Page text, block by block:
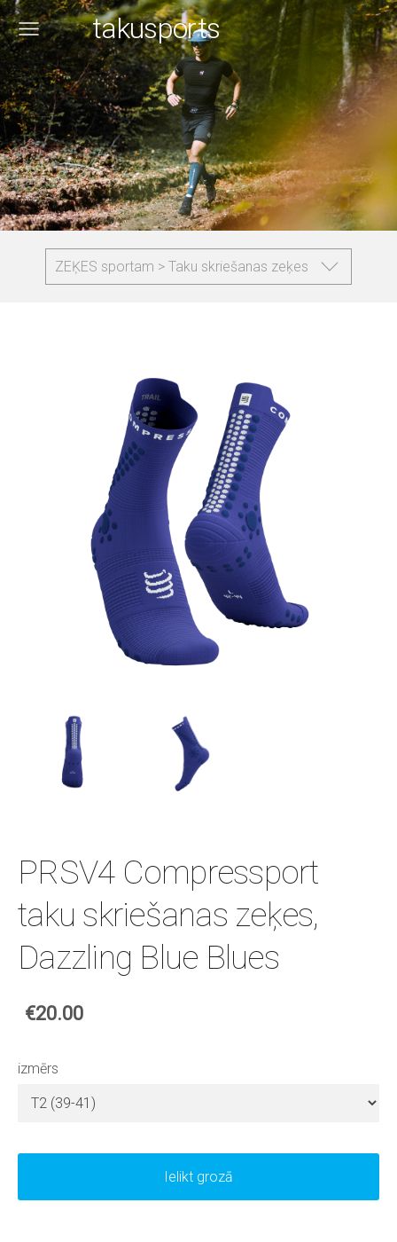
takusports
ZEĶES sportam > Taku skriešanas zeķes
PRSV4 Compressport
taku skriešanas zeķes,
Dazzling Blue Blues
€20.00
izmērs
Ielikt grozā